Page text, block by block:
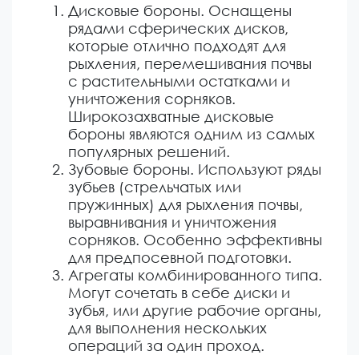
Дисковые бороны. Оснащены
рядами сферических дисков,
которые отлично подходят для
рыхления, перемешивания почвы
с растительными остатками и
уничтожения сорняков.
Широкозахватные дисковые
бороны являются одним из самых
популярных решений.
Зубовые бороны. Используют ряды
зубьев (стрельчатых или
пружинных) для рыхления почвы,
выравнивания и уничтожения
сорняков. Особенно эффективны
для предпосевной подготовки.
Агрегаты комбинированного типа.
Могут сочетать в себе диски и
зубья, или другие рабочие органы,
для выполнения нескольких
операций за один проход.